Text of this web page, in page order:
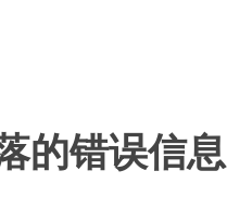
的错误信息